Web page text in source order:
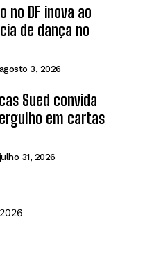
no DF inova ao
de dança no
agosto 3, 2026
Sued convida
em cartas
julho 31, 2026
2026